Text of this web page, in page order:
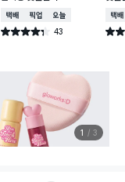
택배배송매장픽업오늘배송
별점 4.3점 43
건 작성
택배
별점
1 3